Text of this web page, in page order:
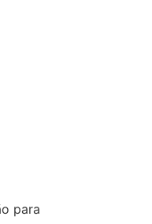
para